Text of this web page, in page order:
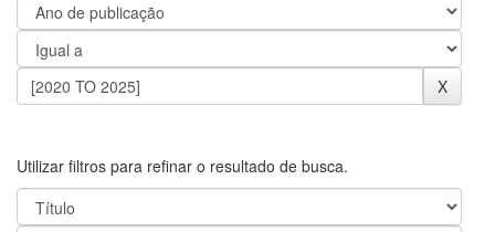
Utilizar filtros para refinar o resultado de busca.